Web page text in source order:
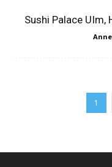
Sushi Palace UIm,
1